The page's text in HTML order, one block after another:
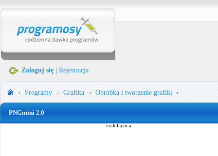
Zaloguj się Rejestracja
Programy Grafika Obróbka i tworzenie grafiki
PNGmini 2.0